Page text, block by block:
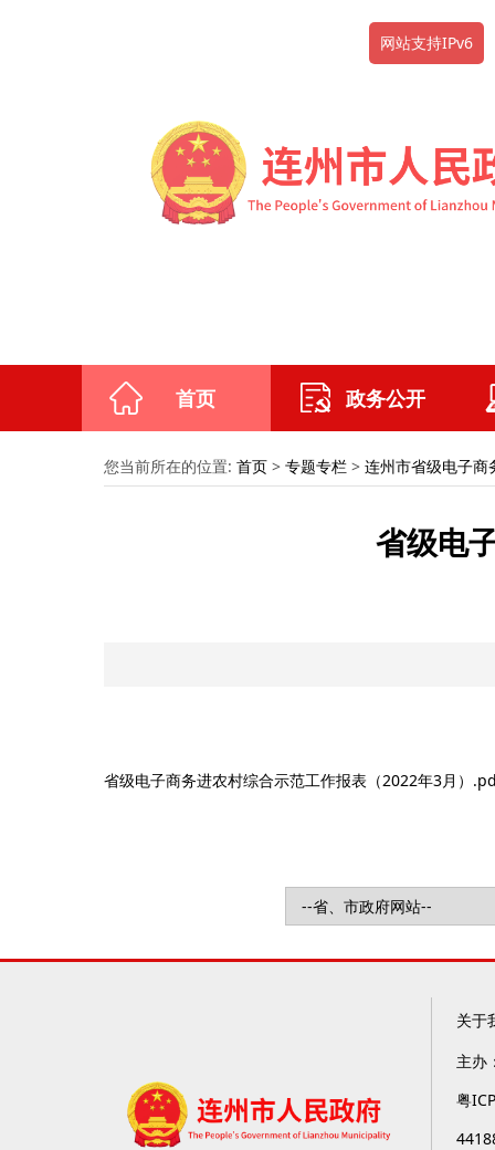
网站支持IPv6
首页 政务公开
您当前所在的位置: 首页 > 专题专栏 > 连州市省级电子商
省级电
省级电子商务进农村综合示范工作报表（2022年3月）
关于
主办
粤